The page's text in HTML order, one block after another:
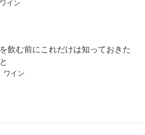
ワイン
飲む前にこれだけは知っておきた
ワイン